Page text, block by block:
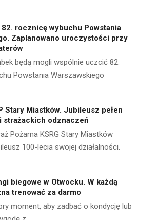
rocznicę wybuchu Powstania
Zaplanowano uroczystości przy
będą mogli wspólnie uczcić 82.
Powstania Warszawskiego
Stary Miastków. Jubileusz pełen
strażackich odznaczeń
Pożarna KSRG Stary Miastków
100-lecia swojej działalności.
biegowe w Otwocku. W każdą
trenować za darmo
moment, aby zadbać o kondycję lub